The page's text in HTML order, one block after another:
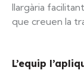
llargària
que creuen la
L’equip